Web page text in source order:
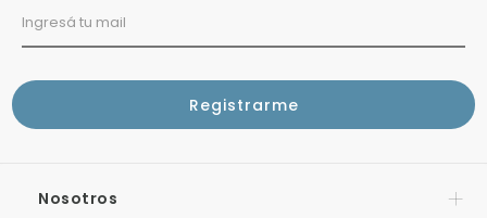
Nosotros